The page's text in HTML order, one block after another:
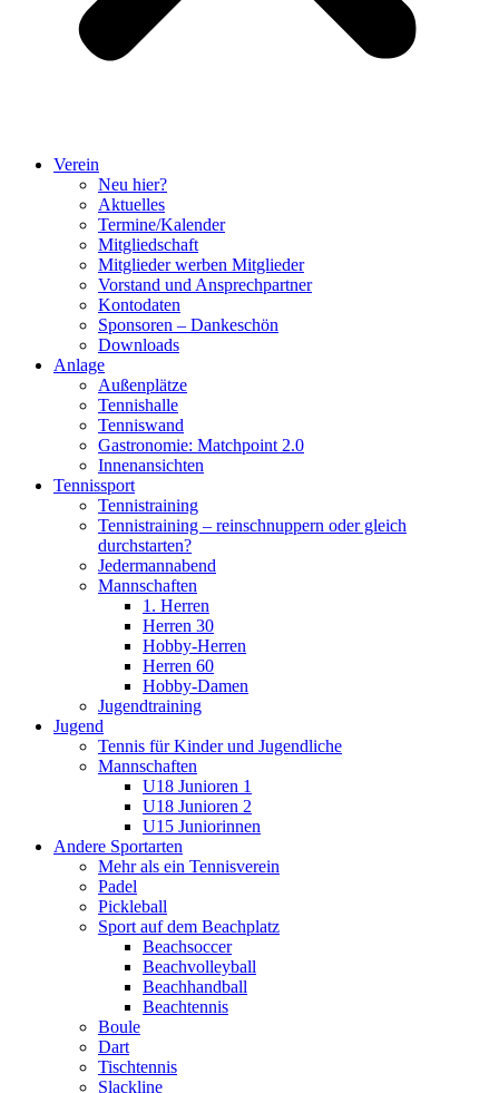
Verein
Neu hier?
Aktuelles
Termine/Kalender
Mitgliedschaft
Mitglieder werben Mitglieder
Vorstand und Ansprechpartner
Kontodaten
Sponsoren – Dankeschön
Downloads
Anlage
Außenplätze
Tennishalle
Tenniswand
Gastronomie: Matchpoint 2.0
Innenansichten
Tennissport
Tennistraining
Tennistraining – reinschnuppern oder gleich
durchstarten?
Jedermannabend
Mannschaften
1. Herren
Herren 30
Hobby-Herren
Herren 60
Hobby-Damen
Jugendtraining
Jugend
Tennis für Kinder und Jugendliche
Mannschaften
U18 Junioren 1
U18 Junioren 2
U15 Juniorinnen
Andere Sportarten
Mehr als ein Tennisverein
Padel
Pickleball
Sport auf dem Beachplatz
Beachsoccer
Beachvolleyball
Beachhandball
Beachtennis
Boule
Dart
Tischtennis
Slackline